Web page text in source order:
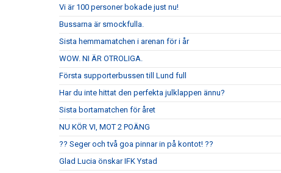
Vi är 100 personer bokade just nu!
Bussarna är smockfulla.
Sista hemmamatchen i arenan för i år
WOW. NI ÄR OTROLIGA.
Första supporterbussen till Lund full
Har du inte hittat den perfekta julklappen ännu?
Sista bortamatchen för året
NU KÖR VI, MOT 2 POÄNG
?? Seger och två goa pinnar in på kontot! ??
Glad Lucia önskar IFK Ystad